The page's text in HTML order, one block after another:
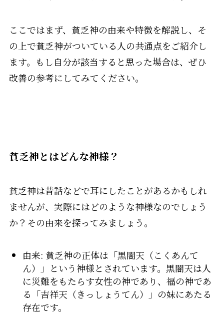
ここではまず、貧乏神の由来や特徴を解説し、そ
の上で貧乏神がついている人の共通点をご紹介し
ます。もし自分が該当すると思った場合は、ぜひ
改善の参考にしてみてください。
貧乏神とはどんな神様？
貧乏神は昔話などで耳にしたことがあるかもしれ
ませんが、実際にはどのような神様なのでしょう
か？その由来を探ってみましょう。
由来: 貧乏神の正体は「黒闇天（こくあんて
ん）」という神様とされています。黒闇天は人
に災難をもたらす女性の神であり、福の神であ
る「吉祥天（きっしょうてん）」の妹にあたる
存在です。